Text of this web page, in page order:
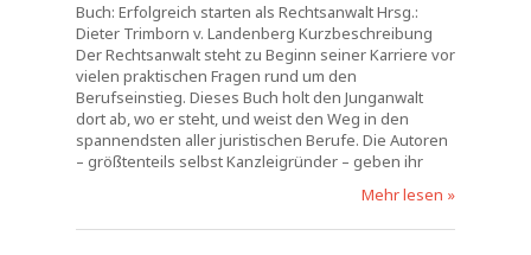
Buch: Erfolgreich starten als Rechtsanwalt Hrsg.:
Dieter Trimborn v. Landenberg Kurzbeschreibung
Der Rechtsanwalt steht zu Beginn seiner Karriere vor
vielen praktischen Fragen rund um den
Berufseinstieg. Dieses Buch holt den Junganwalt
dort ab, wo er steht, und weist den Weg in den
spannendsten aller juristischen Berufe. Die Autoren
– größtenteils selbst Kanzleigründer – geben ihr
Mehr lesen »